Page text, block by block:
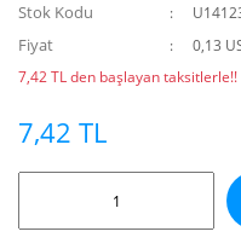
Stok Kodu
Fiyat
0,13
7,42 TL den başlayan taksitlerle!!
7,42 TL